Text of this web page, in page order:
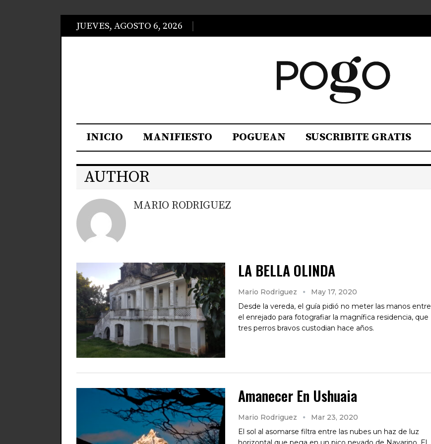
JUEVES, AGOSTO 6, 2026
INICIO MANIFIESTO POGUEAN SUSCRIBITE GRATIS
AUTHOR
MARIO RODRIGUEZ
LA BELLA OLINDA
Mario Rodriguez
May 17, 2020
Desde la vereda, el guía pidió no meter las manos entre
el enrejado para fotografiar la magnífica residencia, que
tres perros bravos custodian hace años.
Amanecer En Ushuaia
Mario Rodriguez
Mar 23, 2020
El sol al asomarse filtra entre las nubes un haz de luz